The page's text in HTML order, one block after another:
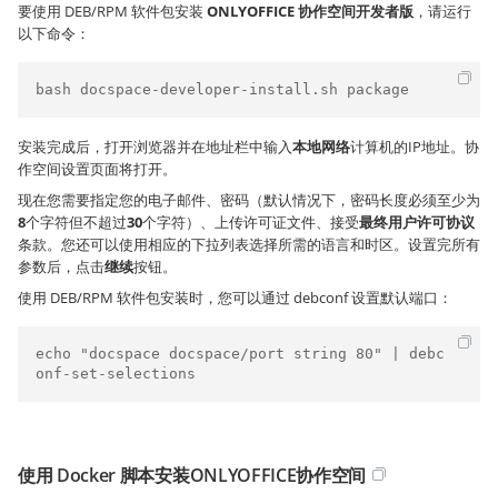
要使用 DEB/RPM 软件包安装 ONLYOFFICE 协作空间开发者版 ，请运行
以下命令：
bash docspace-developer-install.sh package
安装完成后，打开浏览器并在地址栏中输入本地网络计算机的IP地址。协
作空间设置页面将打开。
现在您需要指定您的电子邮件、密码（默认情况下，密码长度必须至少为
8个字符但不超过30个字符）、上传许可证文件、接受最终用户许可协议
条款。您还可以使用相应的下拉列表选择所需的语言和时区。设置完所有
参数后，点击继续按钮。
使用 DEB/RPM 软件包安装时，您可以通过 debconf 设置默认端口：
echo "docspace docspace/port string 80" | debc
onf-set-selections
使用 Docker 脚本安装ONLYOFFICE协作空间